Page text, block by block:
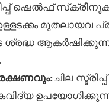
ഷെൽഫ്
മുതലായവ
ശ്രദ്ധ
ചില